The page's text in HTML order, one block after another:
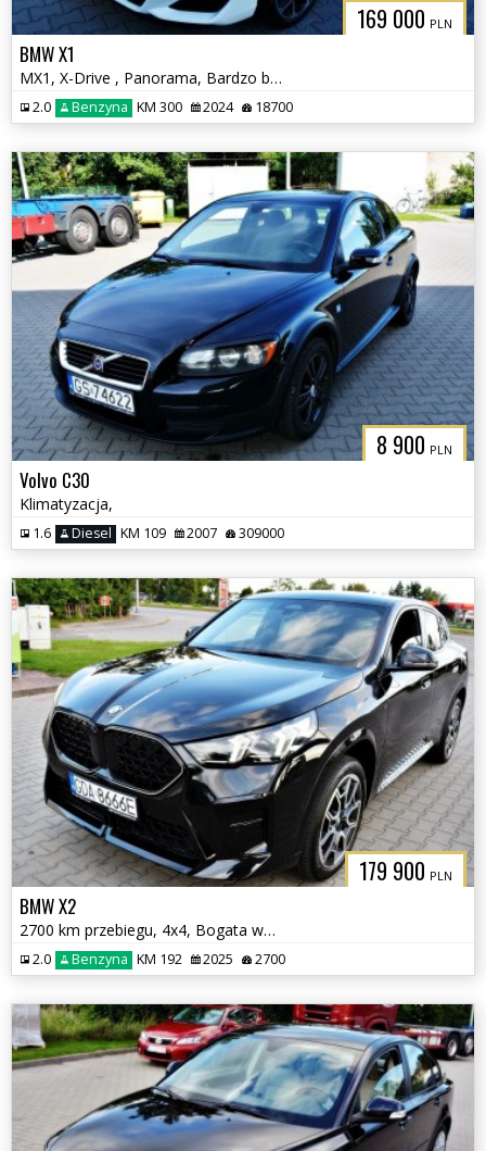
169 000 PLN
BMW X1
MX1, X-Drive , Panorama, Bardzo bogate wyposażenie
2.0 Benzyna KM 300 2024 18700
8 900 PLN
Volvo C30
Klimatyzacja,
1.6 Diesel KM 109 2007 309000
179 900 PLN
BMW X2
2700 km przebiegu, 4x4, Bogata wersja
2.0 Benzyna KM 192 2025 2700